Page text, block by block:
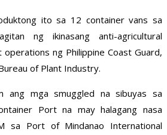
ito sa 12 container vans sa
ng ikinasang anti-agricultural
ng Philippine Coast Guard,
of Plant Industry.
ang mga smuggled na sibuyas sa
Port na may halagang nasa
sa Port of Mindanao International